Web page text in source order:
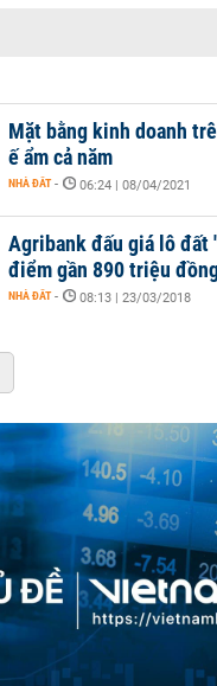
Mặt bằng kinh doanh
ế ẩm cả năm
NHÀ ĐẤT - 06:24 | 08/04/2021
Agribank đấu giá lô đất
điểm gần 890 triệu
NHÀ ĐẤT - 08:13 | 23/03/2018